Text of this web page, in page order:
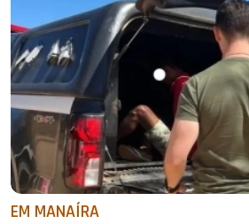
EM MANAÍRA